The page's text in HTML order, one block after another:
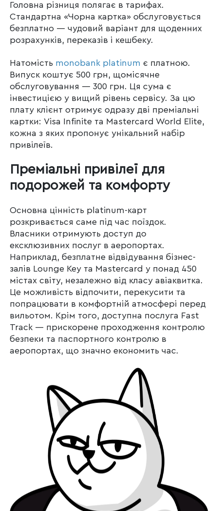
Головна різниця полягає в тарифах.
Стандартна «Чорна картка» обслуговується
безплатно — чудовий варіант для щоденних
розрахунків, переказів і кешбеку.
Натомість monobank platinum є платною.
Випуск коштує 500 грн, щомісячне
обслуговування — 300 грн. Ця сума є
інвестицією у вищий рівень сервісу. За цю
плату клієнт отримує одразу дві преміальні
картки: Visa Infinite та Mastercard World Elite,
кожна з яких пропонує унікальний набір
привілеїв.
Преміальні привілеї для
подорожей та комфорту
Основна цінність platinum-карт
розкривається саме під час поїздок.
Власники отримують доступ до
ексклюзивних послуг в аеропортах.
Наприклад, безплатне відвідування бізнес-
залів Lounge Key та Mastercard у понад 450
містах світу, незалежно від класу авіаквитка.
Це можливість відпочити, перекусити та
попрацювати в комфортній атмосфері перед
вильотом. Крім того, доступна послуга Fast
Track — прискорене проходження контролю
безпеки та паспортного контролю в
аеропортах, що значно економить час.